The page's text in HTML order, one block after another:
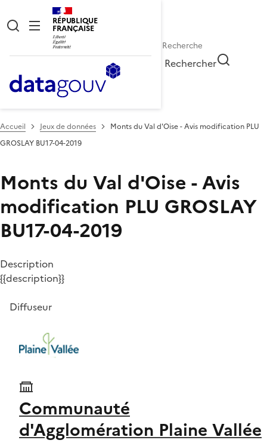
RÉPUBLIQUE
FRANÇAISE
Rechercher
Accueil Jeux de données
Monts du Val d'Oise - Avis modification PLU
GROSLAY BU17-04-2019
Monts du Val d'Oise - Avis
modification PLU GROSLAY
BU17-04-2019
Description
{{description}}
Diffuseur
Communauté
d'Agglomération Plaine Vallée